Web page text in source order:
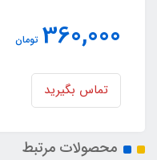
360,000 تومان
تماس بگیرید
محصولات مرتبط